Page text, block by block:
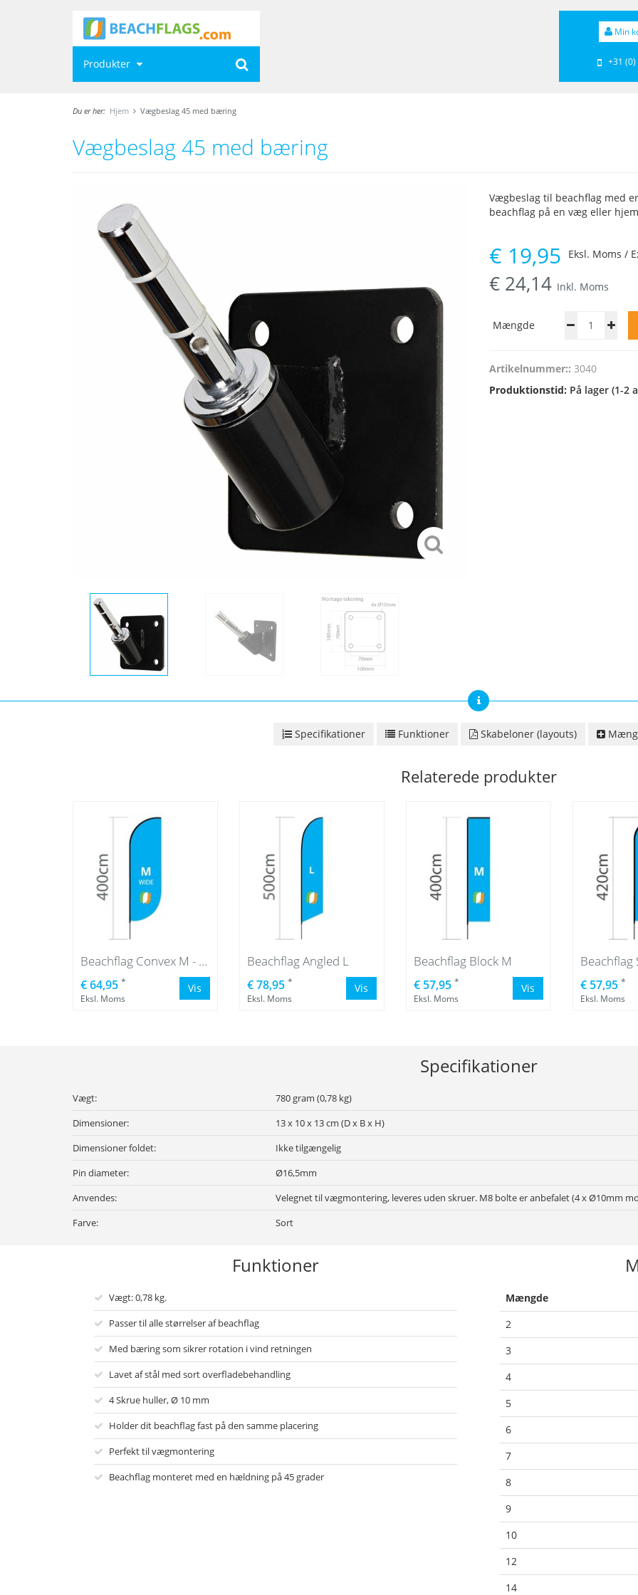
Produkter
Min
+31
Du er her: Hjem Vægbeslag 45 med bæring
Vægbeslag 45 med bæring
Vægbeslag til beachflag med
beachflag på en væg eller
€ 19,95
€ 24,14 Inkl. Moms
Eksl. Moms /
Mængde
Artikelnummer:: 3040
Produktionstid: På lager (1-2
Specifikationer Funktioner Skabeloner (layouts)
Relaterede produkter
Beachflag Convex M - Ekstra bred
€ 64,95 *
Eksl. Moms
Vis
Beachflag Angled L
€ 78,95 *
Eksl. Moms
Vis
Beachflag Block M
€ 57,95 *
Eksl. Moms
Vis
Beachflag
€ 57,95 *
Eksl. Moms
Specifikationer
Vægt:
780 gram (0,78 kg)
Dimensioner:
13 x 10 x 13 cm (D x B x H)
Dimensioner foldet:
Ikke tilgængelig
Pin diameter:
Ø16,5mm
Anvendes:
Velegnet til vægmontering, leveres uden skruer. M8 bolte er anbefalet (4 x Ø10mm
Farve:
Sort
Funktioner
Vægt: 0,78 kg.
Passer til alle størrelser af beachflag
Med bæring som sikrer rotation i vind retningen
Lavet af stål med sort overfladebehandling
4 Skrue huller, Ø 10 mm
Holder dit beachflag fast på den samme placering
Perfekt til vægmontering
Beachflag monteret med en hældning på 45 grader
Mængde
2
3
4
5
6
7
8
9
10
12
14